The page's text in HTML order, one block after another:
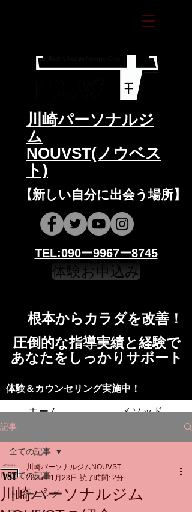
​川崎パーソナルジ
ム
NOUVST(ノウベス
ト)
​​【新しい自分に出会う場所】
​​TEL:090ー9967ー8745
体験お申込み
​根本からカラダを改善！​​
​​圧倒的な指導実績と経験で
​あなたをしっかりサポート
​​​体験＆カウンセリング実施中！
ホーム メソッド
トレーニングの流れ 施設
スタッフ よくある質問 料金
お問い合わせ
記事
全ての記事
トレーニング
全ての記事
川崎パーソナルジム
川崎パーソナルジムNOUVST
2025年1月23日 読了時間: 2分